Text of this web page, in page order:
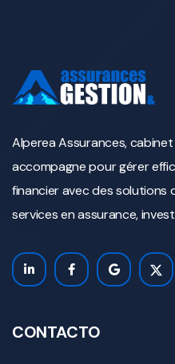
Alperea Assurances,
accompagne pour gérer
financier avec des solutions
services en assurance,
CONTACTO